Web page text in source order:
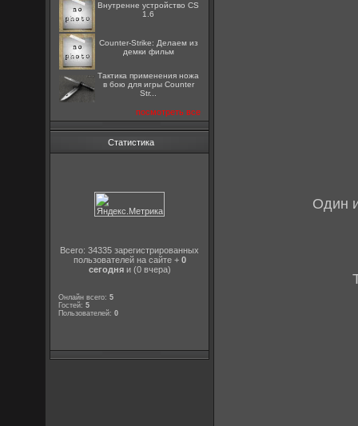
Внутренне устройство CS
1.6
Counter-Strike: Делаем из
демки фильм
Тактика применения ножа
в бою для игры Counter
Str...
посмотреть все
Статистика
Всего: 34335 зарегистрированных
пользователей на сайте + 0
сегодняи (0 вчера)
Онлайн всего:5
Гостей:5
Пользователей:0
Один